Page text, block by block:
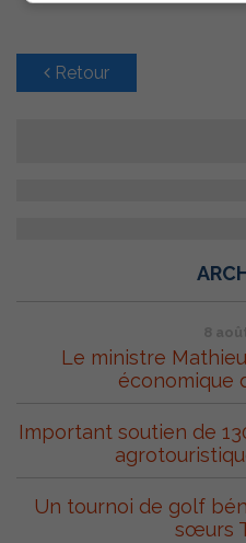
Retour
8
Le ministre
économique
Important soutien de
Un tournoi de golf
sœurs